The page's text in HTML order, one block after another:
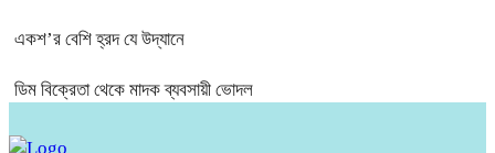
একশ’র বেশি হ্রদ যে উদ্যানে
ডিম বিক্রেতা থেকে মাদক ব্যবসায়ী ভোদল